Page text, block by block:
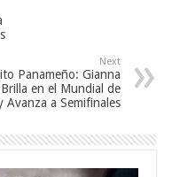
Next
Panameño: Gianna
en el Mundial de
Avanza a Semifinales